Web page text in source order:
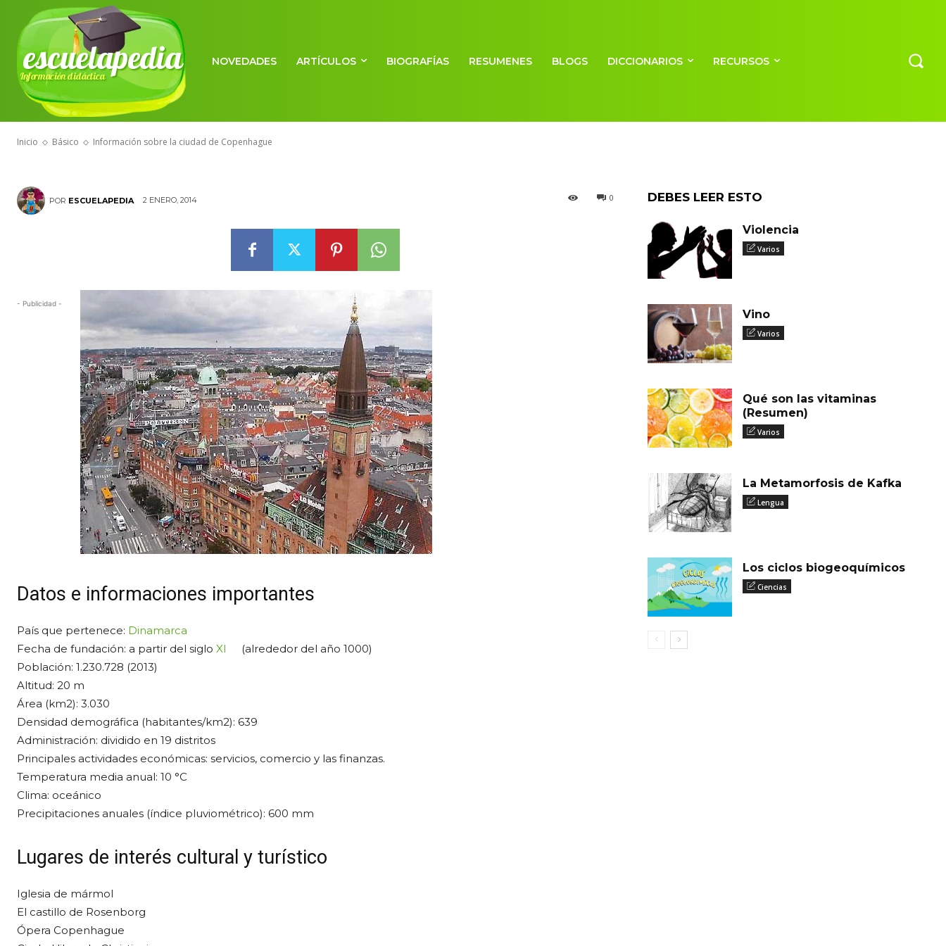
escuelapedia
Información didáctica
NOVEDADES ARTÍCULOS BIOGRAFÍAS RESUMENES BLOGS DICCIONARIOS RECURSOS
Inicio Básico Información sobre la ciudad de Copenhague
BÁSICO
Información sobre la ciudad de
Copenhague
POR ESCUELAPEDIA 2 ENERO, 2014 0
- Publicidad -
Datos e informaciones importantes
País que pertenece: Dinamarca
Fecha de fundación: a partir del siglo XI
(alrededor del año 1000)
Población: 1.230.728 (2013)
Altitud: 20 m
Área (km2): 3.030
Densidad demográfica (habitantes/km2): 639
Administración: dividido en 19 distritos
Principales actividades económicas: servicios, comercio y las finanzas.
Temperatura media anual: 10 °C
Clima: oceánico
Precipitaciones anuales (índice pluviométrico): 600 mm
Lugares de interés cultural y turístico
Iglesia de mármol
El castillo de Rosenborg
Ópera Copenhague
DEBES LEER ESTO
Violencia
Varios
Vino
Varios
Qué son las vitaminas
(Resumen)
Varios
La Metamorfosis de Kafka
Lengua
Los ciclos biogeoquímicos
Ciencias